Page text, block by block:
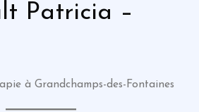
Patricia –
à Grandchamps-des-Fontaines